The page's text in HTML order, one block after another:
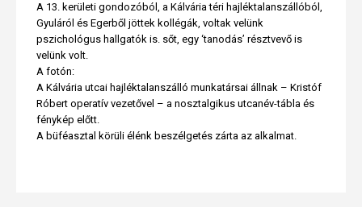
A 13. kerületi gondozóból, a Kálvária téri hajléktalanszállóból,
Gyuláról és Egerből jöttek kollégák, voltak velünk
pszichológus hallgatók is. sőt, egy ‘tanodás’ résztvevő is
velünk volt.
A fotón:
A Kálvária utcai hajléktalanszálló munkatársai állnak – Kristóf
Róbert operatív vezetővel – a nosztalgikus utcanév-tábla és
fénykép előtt.
A büféasztal körüli élénk beszélgetés zárta az alkalmat.